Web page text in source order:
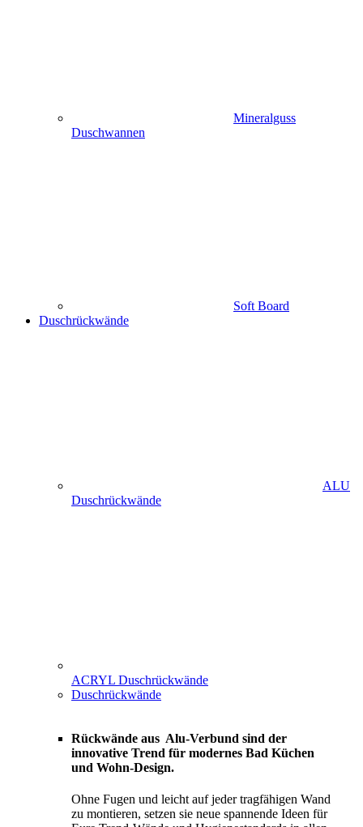
Mineralguss
Duschwannen
Soft Board
Duschrückwände
ALU
Duschrückwände
ACRYL Duschrückwände
Duschrückwände
Rückwände aus Alu-Verbund sind der
innovative Trend für modernes Bad Küchen
und Wohn-Design.
Ohne Fugen und leicht auf jeder tragfähigen Wand
zu montieren, setzen sie neue spannende Ideen für